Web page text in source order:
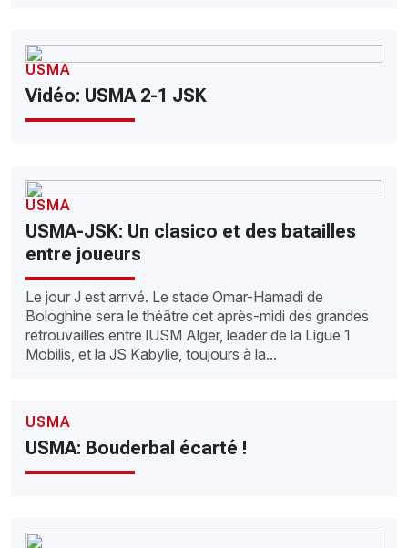
USMA
Vidéo: USMA 2-1 JSK
USMA
USMA-JSK: Un clasico et des batailles
entre joueurs
Le jour J est arrivé. Le stade Omar-Hamadi de
Bologhine sera le théâtre cet après-midi des grandes
retrouvailles entre lUSM Alger, leader de la Ligue 1
Mobilis, et la JS Kabylie, toujours à la...
USMA
USMA: Bouderbal écarté !